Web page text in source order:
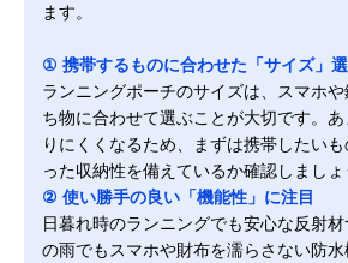
ます。
① 携帯するものに合わせた「サイズ」
ランニングポーチのサイズは、スマホ
ち物に合わせて選ぶことが大切です。
りにくくなるため、まずは携帯したい
った収納性を備えているか確認しましょ
② 使い勝手の良い「機能性」に注目
日暮れ時のランニングでも安心な反射
の雨でもスマホや財布を濡らさない防